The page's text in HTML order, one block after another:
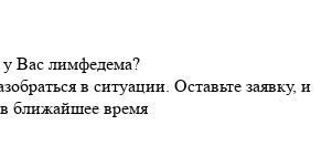
Вас лимфедема?
в ситуации. Оставьте заявку, и
ближайшее время